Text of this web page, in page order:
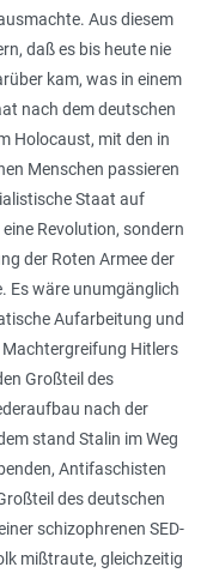
Aus diesem
daß es bis heute nie
kam, was in einem
nach dem deutschen
Holocaust, mit den in
Menschen passieren
Staat auf
Revolution, sondern
der Roten Armee der
Es wäre unumgänglich
Aufarbeitung und
Machtergreifung Hitlers
Großteil des
nach der
stand Stalin im Weg
Antifaschisten
des deutschen
schizophrenen SED-
mißtraute, gleichzeitig